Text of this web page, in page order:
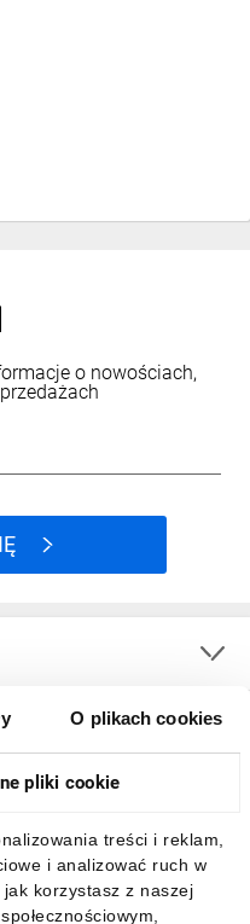
O plikach cookies
pliki cookie
treści i reklam,
i analizować ruch w
korzystasz z naszej
o nowościach,